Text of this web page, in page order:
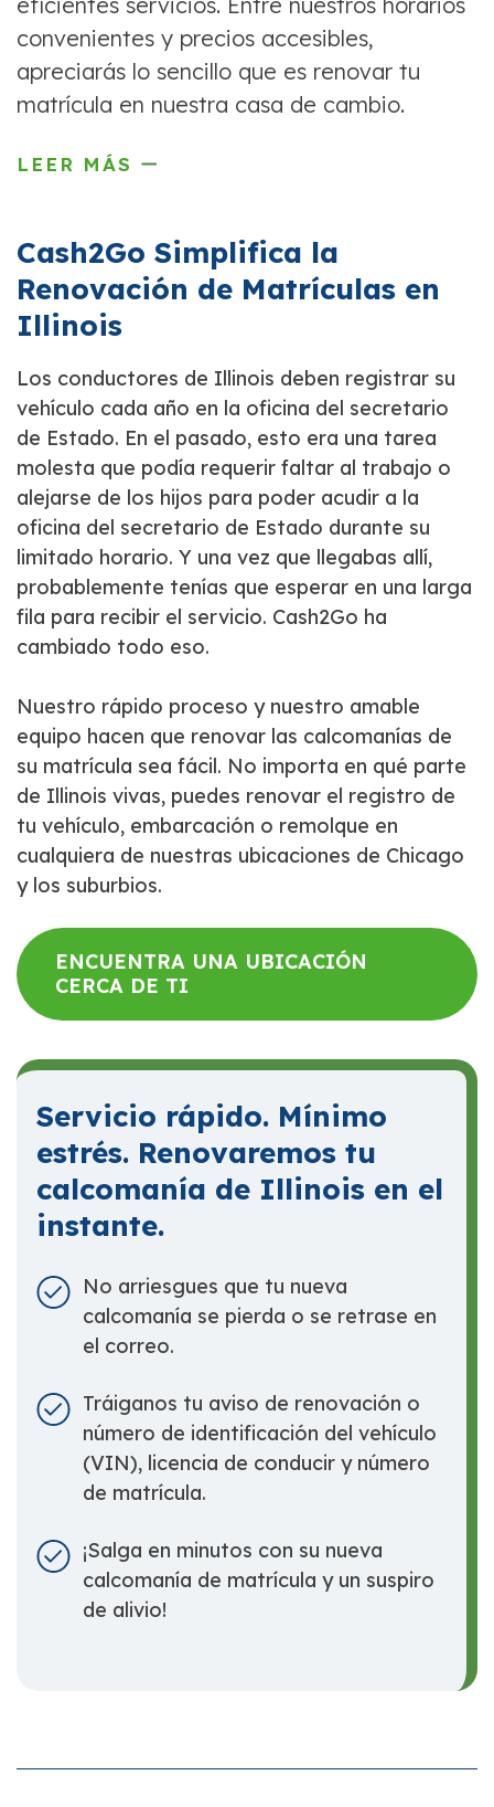
convenientes y precios accesibles,
apreciarás lo sencillo que es renovar tu
matrícula en nuestra casa de cambio.
LEER MÁS
Cash2Go Simplifica la
Renovación de Matrículas en
Illinois
Los conductores de Illinois deben registrar su
vehículo cada año en la oficina del secretario
de Estado. En el pasado, esto era una tarea
molesta que podía requerir faltar al trabajo o
alejarse de los hijos para poder acudir a la
oficina del secretario de Estado durante su
limitado horario. Y una vez que llegabas allí,
probablemente tenías que esperar en una larga
fila para recibir el servicio. Cash2Go ha
cambiado todo eso.
Nuestro rápido proceso y nuestro amable
equipo hacen que renovar las calcomanías de
su matrícula sea fácil. No importa en qué parte
de Illinois vivas, puedes renovar el registro de
tu vehículo, embarcación o remolque en
cualquiera de nuestras ubicaciones de Chicago
y los suburbios.
ENCUENTRA UNA UBICACIÓN
CERCA DE TI
Servicio rápido. Mínimo
estrés. Renovaremos tu
calcomanía de Illinois en el
instante.
No arriesgues que tu nueva
calcomanía se pierda o se retrase en
el correo.
Tráiganos tu aviso de renovación o
número de identificación del vehículo
(VIN), licencia de conducir y número
de matrícula.
¡Salga en minutos con su nueva
calcomanía de matrícula y un suspiro
de alivio!